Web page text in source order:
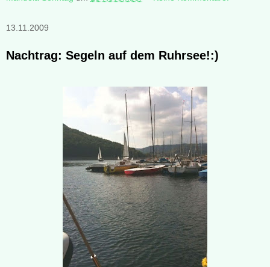
13.11.2009
Nachtrag: Segeln auf dem Ruhrsee!:)